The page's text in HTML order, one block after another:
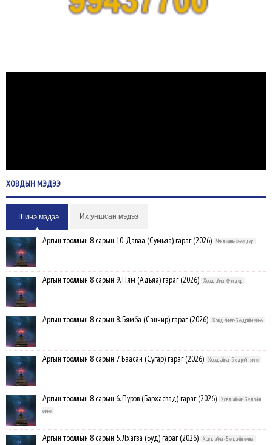
ХОВДЫНМЭДЭЭ
Шинэ мэдээ Их уншсан мэдээ
Аргын тооллын 8 сарын 10. Даваа (Сумьяа) гараг (2026) Чандмань-Өнөөдөр
Аргын тооллын 8 сарын 9. Ням (Адьяа) гараг (2026) Ховд аймаг-Өчигдөр
Аргын тооллын 8 сарын 8. Бямба (Санчир) гараг (2026) Ховд аймаг-3 өдрийн өмнө
Аргын тооллын 8 сарын 7. Баасан (Сугар) гараг (2026) Ховд аймаг-3 өдрийн өмнө
Аргын тооллын 8 сарын 6. Пүрэв (Бархасвад) гараг (2026)
Ховд аймаг-5 өдрийн
өмнө
Аргын тооллын 8 сарын 5. Лхагва (Буд) гараг (2026) Ховд аймаг-5 өдрийн өмнө